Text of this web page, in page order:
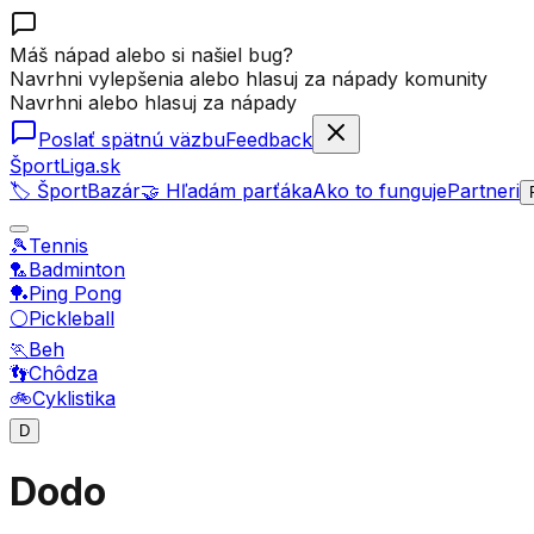
Máš nápad alebo si našiel bug?
Navrhni vylepšenia alebo hlasuj za nápady komunity
Navrhni alebo hlasuj za nápady
Poslať spätnú väzbuFeedback
ŠportLiga.sk
🏷️ ŠportBazár🤝 Hľadám parťákaAko to fungujePartneri
🎾Tennis
🏸Badminton
🏓Ping Pong
⚪Pickleball
🏃Beh
👣Chôdza
🚲Cyklistika
D
Dodo